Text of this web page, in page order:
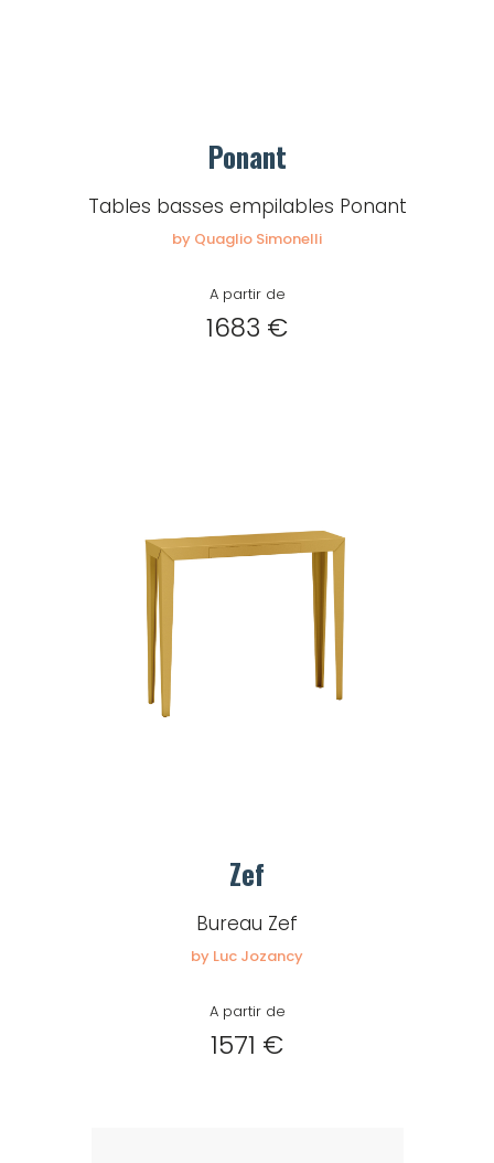
Ponant
Tables basses empilables Ponant
by Quaglio Simonelli
A partir de
1683 €
Zef
Bureau Zef
by Luc Jozancy
A partir de
1571 €